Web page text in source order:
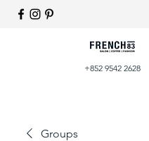
+852 9542 2628
Groups